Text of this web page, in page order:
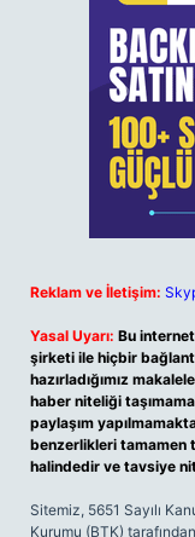
Reklam ve İletişim:
Yasal Uyarı: Bu
şirketi ile hiçbir
hazırladığımız
haber niteliği
paylaşım
benzerlikleri tamamen
halindedir ve tavsiye
Sitemiz, 5651 Sayılı
Kurumu (BTK)